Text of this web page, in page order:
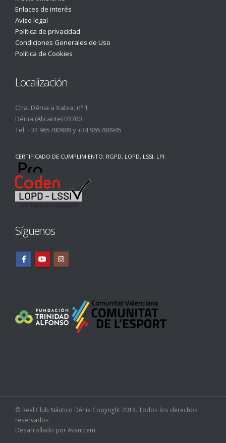
Enlaces de interés
Aviso legal
Política de privacidad
Condiciones Generales de Uso
Política de Cookies
Localización
Ctra. Dénia a Xabia, nº 1
Dénia (Alicante) 03700
Tel: +34 965780989y+34 965780945
CERTIFICADO DE CUMPLIMIENTO: RGPD, LOPD, LSSI, LPI:
Síguenos
© Real Club Náutico Dénia Copyright 2019. Todos los derechos
reservados
Desarrollado porAvantcem